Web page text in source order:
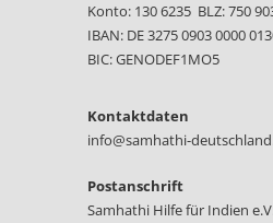
Konto: 130 6235 BLZ: 750
IBAN: DE 3275 0903 0000
BIC: GENODEF1MO5
Kontaktdaten
info@samhathi-
Postanschrift
Samhathi Hilfe für Indien